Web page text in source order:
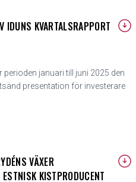
IDUNS KVARTALSRAPPORT
januari till juni 2025 den
presentation för investerare
VÄXER
KISTPRODUCENT